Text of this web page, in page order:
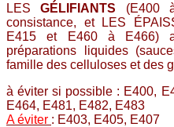
LESGÉLIFIANTS (E400
consistance, et LES
E415 et E460 à E466)
préparations liquides
famille des celluloses et des
à éviter si possible : E400,
E464, E481, E482, E483
A éviter : E403, E405, E407